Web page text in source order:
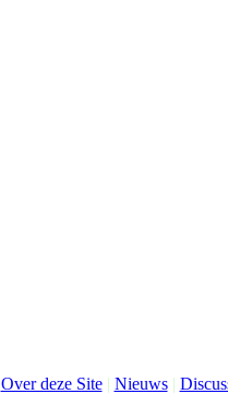
Over deze Site| Nieuws|